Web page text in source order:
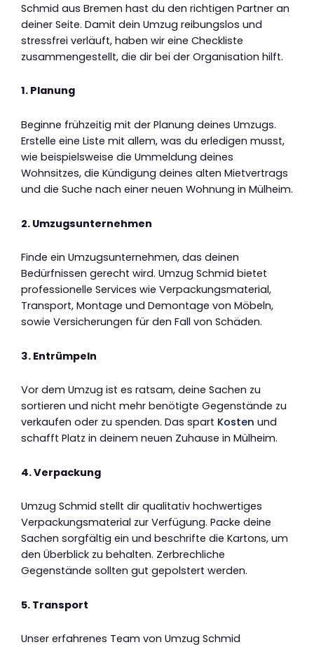
Schmid aus Bremen hast du den richtigen Partner an
deiner Seite. Damit dein Umzug reibungslos und
stressfrei verläuft, haben wir eine Checkliste
zusammengestellt, die dir bei der Organisation hilft.
1. Planung
Beginne frühzeitig mit der Planung deines Umzugs.
Erstelle eine Liste mit allem, was du erledigen musst,
wie beispielsweise die Ummeldung deines
Wohnsitzes, die Kündigung deines alten Mietvertrags
und die Suche nach einer neuen Wohnung in Mülheim.
2. Umzugsunternehmen
Finde ein Umzugsunternehmen, das deinen
Bedürfnissen gerecht wird. Umzug Schmid bietet
professionelle Services wie Verpackungsmaterial,
Transport, Montage und Demontage von Möbeln,
sowie Versicherungen für den Fall von Schäden.
3. Entrümpeln
Vor dem Umzug ist es ratsam, deine Sachen zu
sortieren und nicht mehr benötigte Gegenstände zu
verkaufen oder zu spenden. Das spart Kosten und
schafft Platz in deinem neuen Zuhause in Mülheim.
4. Verpackung
Umzug Schmid stellt dir qualitativ hochwertiges
Verpackungsmaterial zur Verfügung. Packe deine
Sachen sorgfältig ein und beschrifte die Kartons, um
den Überblick zu behalten. Zerbrechliche
Gegenstände sollten gut gepolstert werden.
5. Transport
Unser erfahrenes Team von Umzug Schmid